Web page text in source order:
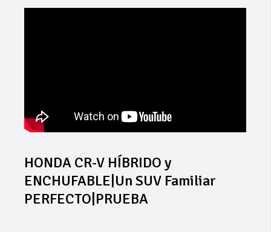
HONDA CR-V HÍBRIDO y
ENCHUFABLE|Un SUV Familiar
PERFECTO|PRUEBA